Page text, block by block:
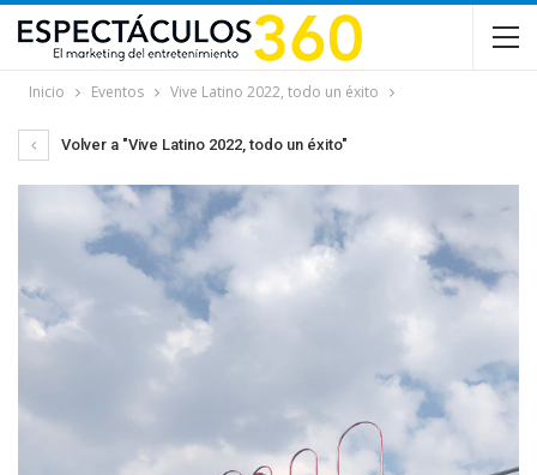
Inicio Eventos Vive Latino 2022, todo un éxito
Volver a "Vive Latino 2022, todo un éxito"